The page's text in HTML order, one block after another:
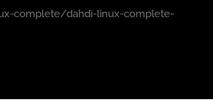
complete/dahdi-linux-complete-